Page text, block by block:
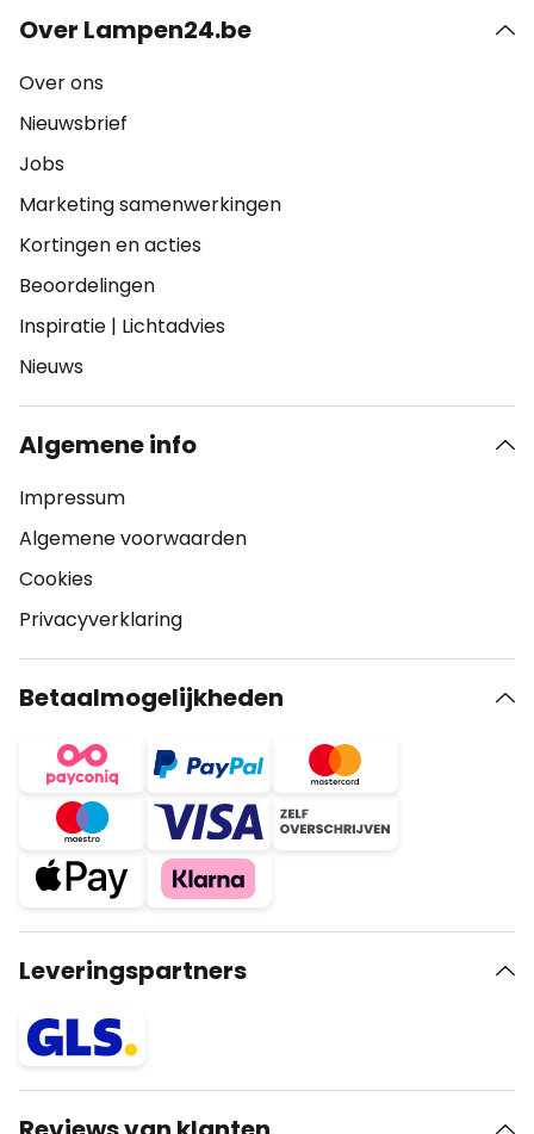
Over Lampen24.be
Over ons
Nieuwsbrief
Jobs
Marketing samenwerkingen
Kortingen en acties
Beoordelingen
Inspiratie | Lichtadvies
Nieuws
Algemene info
Impressum
Algemene voorwaarden
Cookies
Privacyverklaring
Betaalmogelijkheden
Leveringspartners